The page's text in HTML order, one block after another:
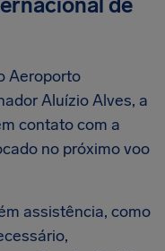
Aeroporto
Aluízio Alves, a
contato com a
no próximo voo
assistência, como